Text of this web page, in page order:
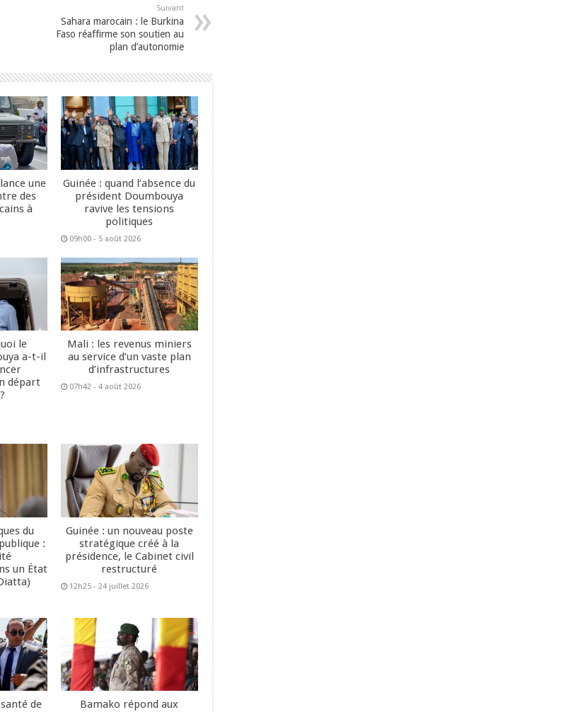
Suivant
Sahara marocain : le Burkina
Faso réaffirme son soutien au
plan d’autonomie
une
des
à
Guinée : quand l’absence du
président Doumbouya
ravive les tensions
politiques
09h00 - 5 août 2026
le
a-t-il
départ
Mali : les revenus miniers
au service d’un vaste plan
d’infrastructures
07h42 - 4 août 2026
du
:
un État
Guinée : un nouveau poste
stratégique créé à la
présidence, le Cabinet civil
restructuré
12h25 - 24 juillet 2026
de
Bamako répond aux